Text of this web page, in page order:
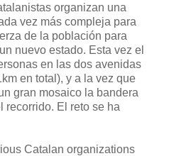
organizan una
vez más compleja para
de la población para
nuevo estado. Esta vez el
en las dos avenidas
en total), y a la vez que
gran mosaico la bandera
recorrido. El reto se ha
Catalan organizations